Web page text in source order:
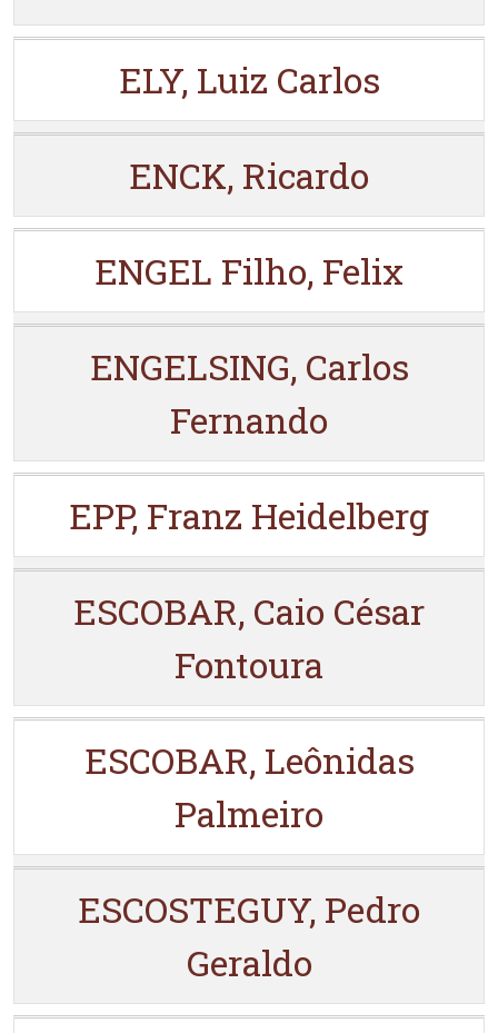
ELY, Luiz Carlos
ENCK, Ricardo
ENGEL Filho, Felix
ENGELSING, Carlos
Fernando
EPP, Franz Heidelberg
ESCOBAR, Caio César
Fontoura
ESCOBAR, Leônidas
Palmeiro
ESCOSTEGUY, Pedro
Geraldo